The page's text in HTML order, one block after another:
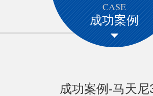
CASE
成功案例
成功案例-马天尼